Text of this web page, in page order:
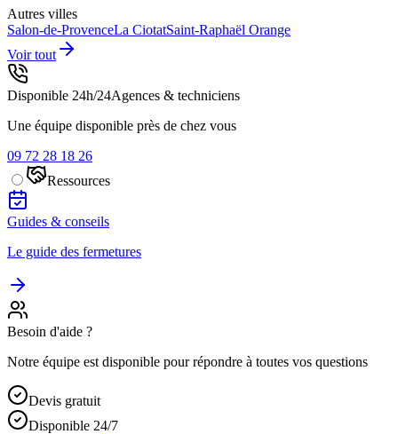
Autres villes
Salon-de-ProvenceLa CiotatSaint-Raphaël Orange
Voir tout
Disponible 24h/24Agences & techniciens
Une équipe disponible près de chez vous
09 72 28 18 26
Ressources
Guides & conseils
Le guide des fermetures
Besoin d'aide ?
Notre équipe est disponible pour répondre à toutes vos questions
Devis gratuit
Disponible 24/7